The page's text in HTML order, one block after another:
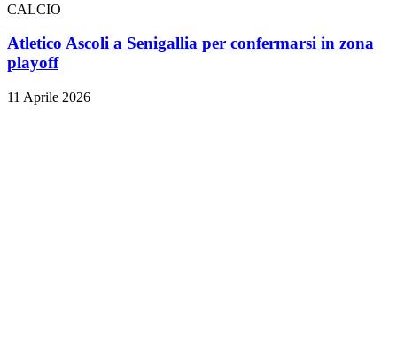
CALCIO
Atletico Ascoli a Senigallia per confermarsi in zona
playoff
11 Aprile 2026